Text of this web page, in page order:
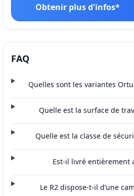
Obtenir plus d'infos*
FAQ
Quelles sont les variantes
Quelle est la surface de
Quelle est la classe de
Est-il livré entièrement
Le R2 dispose-t-il d’une